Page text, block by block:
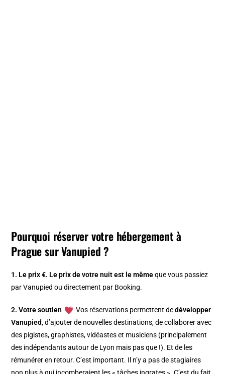
Pourquoi réserver votre hébergement à
Prague sur Vanupied ?
1. Le prix €. Le prix de votre nuit est le mêmeque vous passiez
par Vanupied ou directement par Booking.
2. Votre soutien Vos réservations permettent dedévelopper
Vanupied, d’ajouter de nouvelles destinations, de collaborer avec
des pigistes, graphistes, vidéastes et musiciens (principalement
des indépendants autour de Lyon mais pas que !). Et de les
rémunérer en retour. C’est important. Il n’y a pas de stagiaires
non plus à qui incomberaient les « tâches ingrates ». C’est du fait